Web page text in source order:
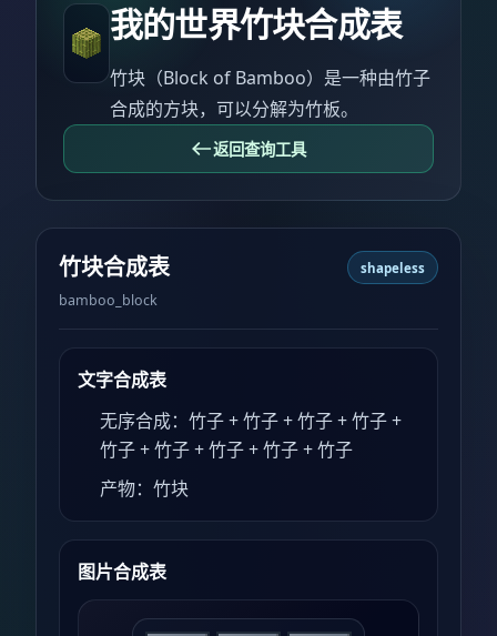
我的世界竹块合成表
竹块（Block of Bamboo）是一种由竹子
合成的方块，可以分解为竹板。
返回查询工具
竹块合成表
bamboo_block
shapeless
文字合成表
无序合成：竹子 + 竹子 + 竹子 + 竹子 +
竹子 + 竹子 + 竹子 + 竹子 + 竹子
产物：竹块
图片合成表